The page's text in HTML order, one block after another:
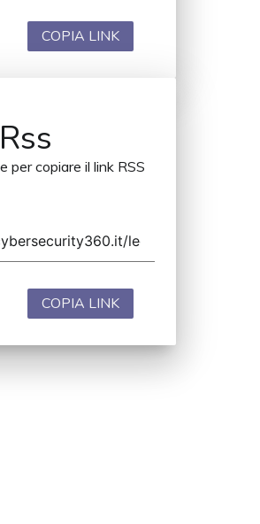
COPIA LINK
per copiare il link RSS
COPIA LINK